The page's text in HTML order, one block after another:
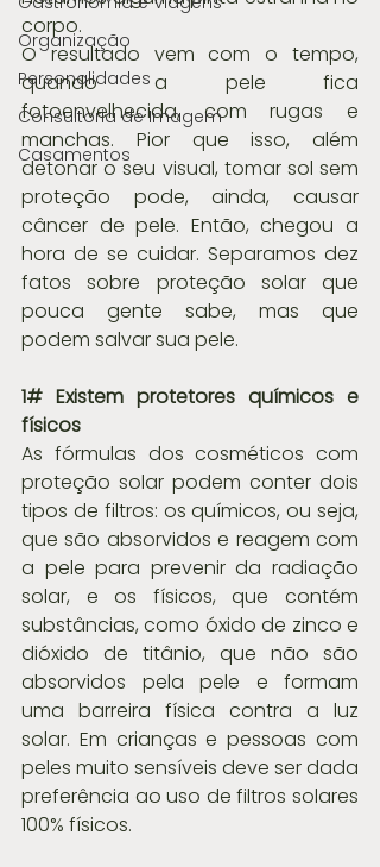
Organização
Personalidades
Consultoria de Imagem
Casamentos
corpo.
O resultado vem com o tempo,
quando a pele fica
fotoenvelhecida, com rugas e
manchas. Pior que isso, além
detonar o seu visual, tomar sol sem
proteção pode, ainda, causar
câncer de pele. Então, chegou a
hora de se cuidar. Separamos dez
fatos sobre proteção solar que
pouca gente sabe, mas que
podem salvar sua pele.
1# Existem protetores químicos e
físicos
As fórmulas dos cosméticos com
proteção solar podem conter dois
tipos de filtros: os químicos, ou seja,
que são absorvidos e reagem com
a pele para prevenir da radiação
solar, e os físicos, que contém
substâncias, como óxido de zinco e
dióxido de titânio, que não são
absorvidos pela pele e formam
uma barreira física contra a luz
solar. Em crianças e pessoas com
peles muito sensíveis deve ser dada
preferência ao uso de filtros solares
100% físicos.